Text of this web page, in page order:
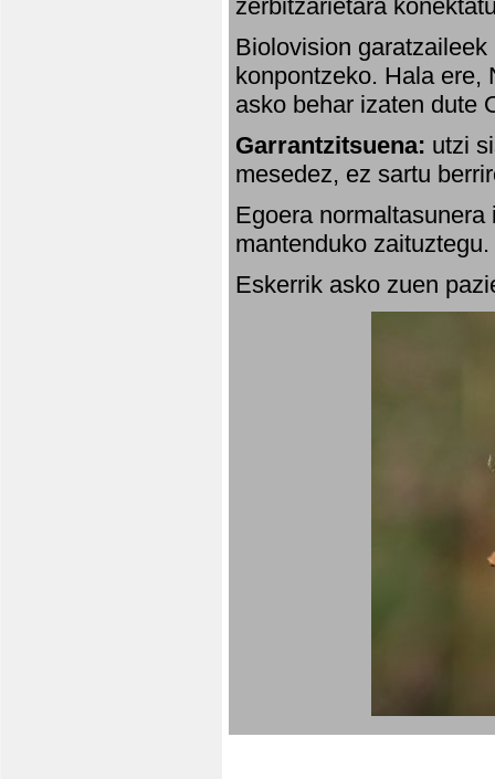
zerbitzarietara
Biolovision
konpontzeko. Hala ere,
asko behar izaten dute
Garrantzitsuena: utzi
mesedez, ez sartu
Egoera
mantenduko
Eskerrik asko zuen